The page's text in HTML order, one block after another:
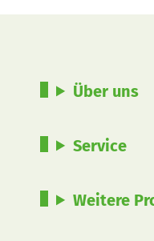
Über uns
Service
Weitere